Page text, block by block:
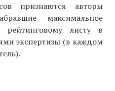
признаются авторы
максимальное
рейтинговому листу в
экспертизы (в каждом